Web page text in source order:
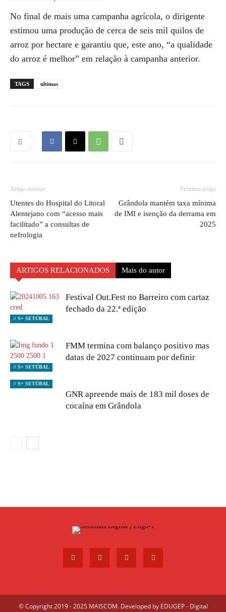
No final de mais uma campanha agrícola, o dirigente
estimou uma produção de cerca de seis mil quilos de
arroz por hectare e garantiu que, este ano, “a qualidade
do arroz é melhor” em relação à campanha anterior.
TAGS ultimas
Artigo anterior
Utentes do Hospital do Litoral
Alentejano com “acesso mais
facilitado” a consultas de
nefrologia
Próximo artigo
Grândola mantém taxa mínima
de IMI e isenção da derrama em
2025
ARTIGOS RELACIONADOS Mais do autor
// S+ SETÚBAL
Festival Out.Fest no Barreiro com cartaz
fechado da 22.ª edição
// S+ SETÚBAL
FMM termina com balanço positivo mas
datas de 2027 continuam por definir
// S+ SETÚBAL
GNR apreende mais de 183 mil doses de
cocaína em Grândola
© Copyright 2019 - 2025 MAISCOM. Developed by EDUGEP - Digital